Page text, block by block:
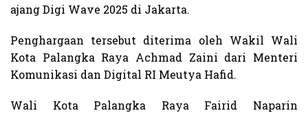
ajang Digi Wave 2025 di Jakarta.
Penghargaan tersebut diterima oleh Wakil Wali
Kota Palangka Raya Achmad Zaini dari Menteri
Komunikasi dan Digital RI Meutya Hafid.
Wali Kota Palangka Raya Fairid Naparin